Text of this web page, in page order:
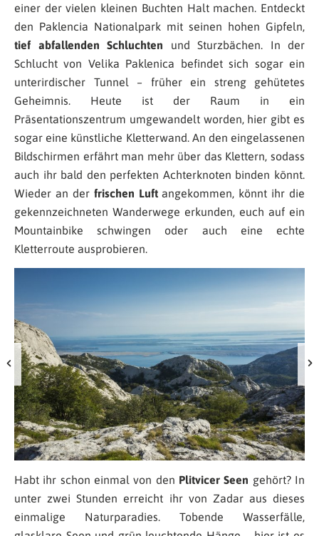
einer der vielen kleinen Buchten Halt machen. Entdeckt
den Paklencia Nationalpark mit seinen hohen Gipfeln,
tief abfallenden Schluchten und Sturzbächen. In der
Schlucht von Velika Paklenica befindet sich sogar ein
unterirdischer Tunnel – früher ein streng gehütetes
Geheimnis. Heute ist der Raum in ein
Präsentationszentrum umgewandelt worden, hier gibt es
sogar eine künstliche Kletterwand. An den eingelassenen
Bildschirmen erfährt man mehr über das Klettern, sodass
auch ihr bald den perfekten Achterknoten binden könnt.
Wieder an der frischen Luftangekommen, könnt ihr die
gekennzeichneten Wanderwege erkunden, euch auf ein
Mountainbike schwingen oder auch eine echte
Kletterroute ausprobieren.
Habt ihr schon einmal von den Plitvicer Seen gehört? In
unter zwei Stunden erreicht ihr von Zadar aus dieses
einmalige Naturparadies. Tobende Wasserfälle,